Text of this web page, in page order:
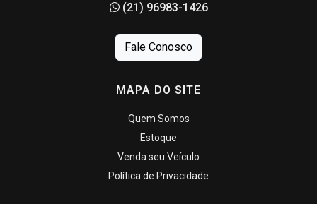
(21) 96983-1426
Fale Conosco
MAPA DO SITE
Quem Somos
Estoque
Venda seu Veículo
Política de Privacidade